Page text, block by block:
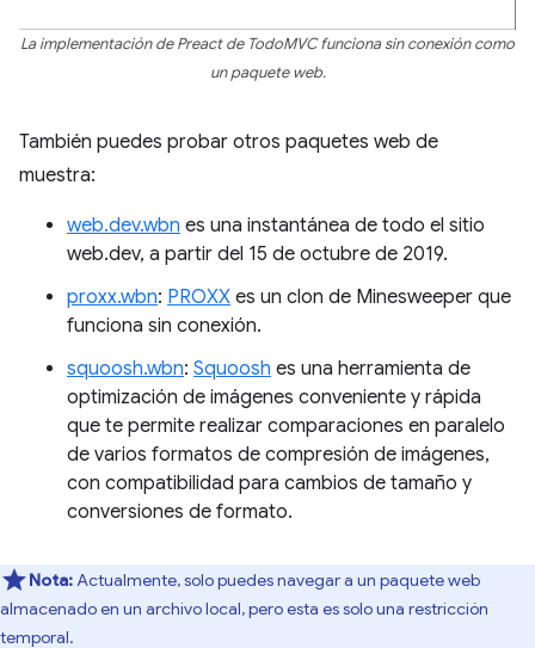
La implementación de Preact de TodoMVC funciona sin conexión como
un paquete web.
También puedes probar otros paquetes web de
muestra:
web.dev.wbn es una instantánea de todo el sitio
web.dev, a partir del 15 de octubre de 2019.
proxx.wbn: PROXX es un clon de Minesweeper que
funciona sin conexión.
squoosh.wbn: Squoosh es una herramienta de
optimización de imágenes conveniente y rápida
que te permite realizar comparaciones en paralelo
de varios formatos de compresión de imágenes,
con compatibilidad para cambios de tamaño y
conversiones de formato.
Nota:Actualmente, solo puedes navegar a un paquete web
almacenado en un archivo local, pero esta es solo una restricción
temporal.